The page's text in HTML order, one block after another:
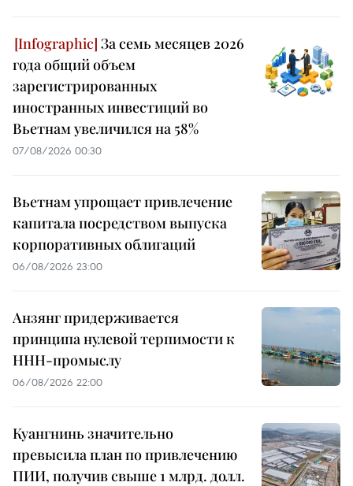
За семь месяцев 2026
года общий объем
зарегистрированных
иностранных инвестиций во
Вьетнам увеличился на 58%
07/08/2026 00:30
Вьетнам упрощает привлечение
капитала посредством выпуска
корпоративных облигаций
06/08/2026 23:00
Анзянг придерживается
принципа нулевой терпимости к
ННН-промыслу
06/08/2026 22:00
Куангнинь значительно
превысила план по привлечению
ПИИ, получив свыше 1 млрд. долл.